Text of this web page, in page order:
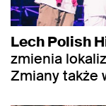
Lech Polish
zmienia
Zmiany także